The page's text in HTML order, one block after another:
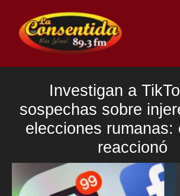
contenido
Investigan a
sospechas sobre
elecciones rumanas:
reaccionó